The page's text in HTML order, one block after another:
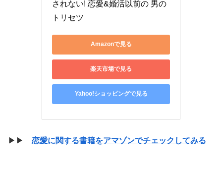
されない! 恋愛&婚活以前の 男の
トリセツ
Amazonで見る
楽天市場で見る
Yahoo!ショッピングで見る
▶▶ 恋愛に関する書籍をアマゾンでチェックしてみる